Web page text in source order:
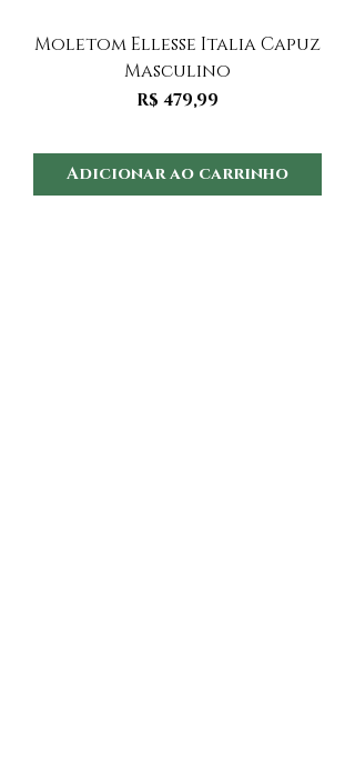
Moletom Ellesse Italia Capuz
Masculino
Preço
R$ 479,99
Adicionar ao carrinho